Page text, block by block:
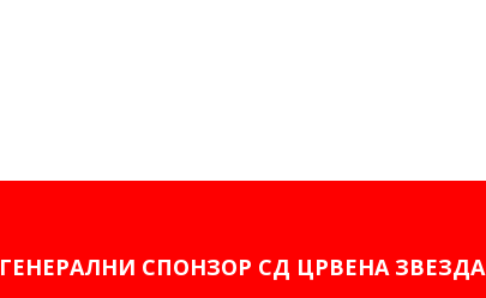
ГЕНЕРАЛНИ СПОНЗОР СД ЦРВЕНА ЗВЕЗДА